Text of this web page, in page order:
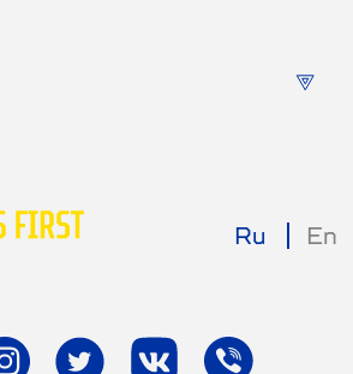
Ru En